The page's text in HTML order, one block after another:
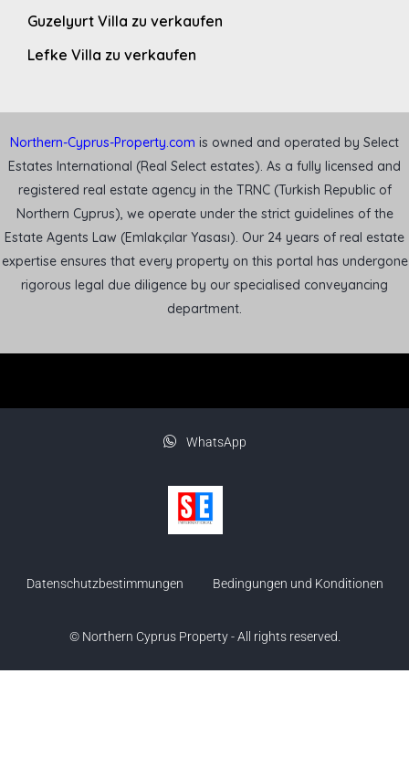
Guzelyurt Villa zu verkaufen
Lefke Villa zu verkaufen
Northern-Cyprus-Property.com is owned and operated by Select
Estates International (Real Select estates). As a fully licensed and
registered real estate agency in the TRNC (Turkish Republic of
Northern Cyprus), we operate under the strict guidelines of the
Estate Agents Law (Emlakçılar Yasası). Our 24 years of real estate
expertise ensures that every property on this portal has undergone
rigorous legal due diligence by our specialised conveyancing
department.
WhatsApp
Datenschutzbestimmungen Bedingungen und Konditionen
© Northern Cyprus Property - All rights reserved.